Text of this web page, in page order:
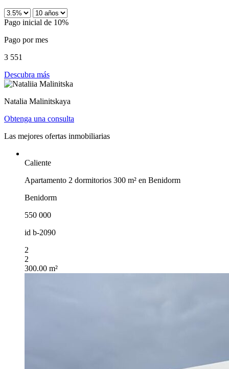
Pago inicial de 10%
Pago por mes
3 551
Descubra más
Natalia Malinitskaya
Obtenga una consulta
Las mejores ofertas inmobiliarias
Caliente
Apartamento 2 dormitorios 300 m² en Benidorm
Benidorm
550 000
id b-2090
2
2
300.00 m²